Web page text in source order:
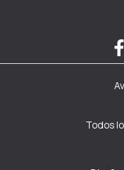
Todos